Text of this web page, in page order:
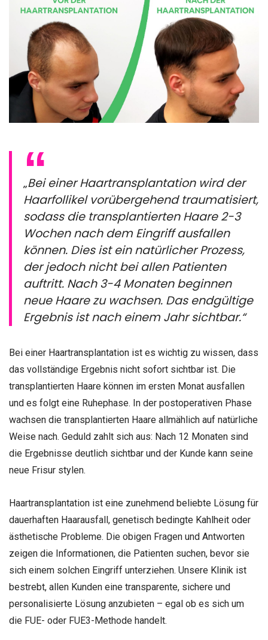
„Bei einer Haartransplantation wird der
Haarfollikel vorübergehend traumatisiert,
sodass die transplantierten Haare 2-3
Wochen nach dem Eingriff ausfallen
können. Dies ist ein natürlicher Prozess,
der jedoch nicht bei allen Patienten
auftritt. Nach 3-4 Monaten beginnen
neue Haare zu wachsen. Das endgültige
Ergebnis ist nach einem Jahr sichtbar.“
Bei einer Haartransplantation ist es wichtig zu wissen, dass
das vollständige Ergebnis nicht sofort sichtbar ist. Die
transplantierten Haare können im ersten Monat ausfallen
und es folgt eine Ruhephase. In der postoperativen Phase
wachsen die transplantierten Haare allmählich auf natürliche
Weise nach. Geduld zahlt sich aus: Nach 12 Monaten sind
die Ergebnisse deutlich sichtbar und der Kunde kann seine
neue Frisur stylen.
Haartransplantation ist eine zunehmend beliebte Lösung für
dauerhaften Haarausfall, genetisch bedingte Kahlheit oder
ästhetische Probleme. Die obigen Fragen und Antworten
zeigen die Informationen, die Patienten suchen, bevor sie
sich einem solchen Eingriff unterziehen. Unsere Klinik ist
bestrebt, allen Kunden eine transparente, sichere und
personalisierte Lösung anzubieten – egal ob es sich um
die FUE- oder FUE3-Methode handelt.